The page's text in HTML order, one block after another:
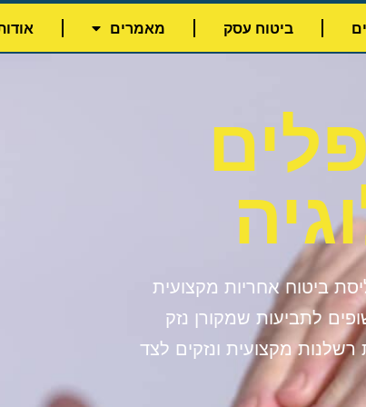
ביטוח עסק מאמרים
ביטוח אחריות מקצועית
לתביעות שמקורן נזק
מקצועית ונזקים לצד